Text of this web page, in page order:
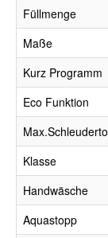
Füllmenge
Maße
Kurz Programm
Eco Funktion
Klasse
Handwäsche
Aquastopp